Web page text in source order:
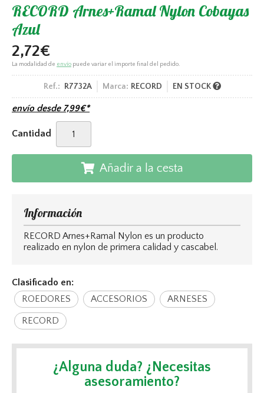
RECORD Arnes+Ramal Nylon Cobayas
Azul
2,72€
La modalidad de envío puede variar el importe final del pedido.
Ref.: R7732A Marca: RECORD EN STOCK
envío desde 7,99€*
Cantidad
Añadir a la cesta
Información
RECORD Arnes+Ramal Nylon es un producto
realizado en nylon de primera calidad y cascabel.
Clasificado en:
ROEDORES
ACCESORIOS ARNESES
RECORD
¿Alguna duda? ¿Necesitas
asesoramiento?